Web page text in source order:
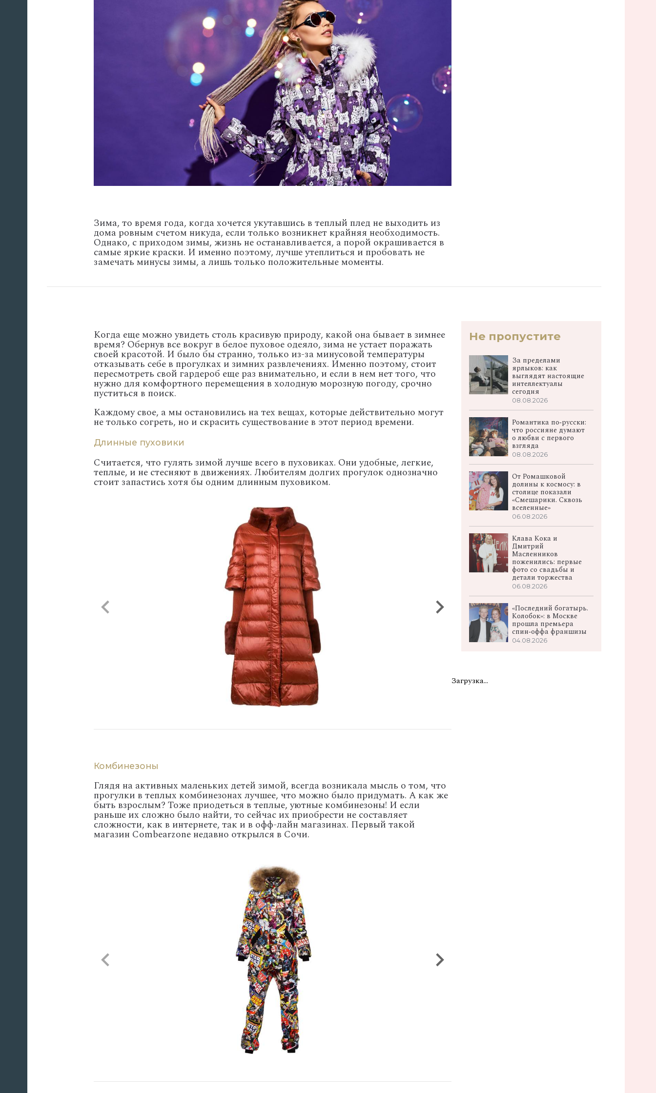
Зима, то время года, когда хочется укутавшись в теплый плед не выходить из
дома ровным счетом никуда, если только возникнет крайняя необходимость.
Однако, с приходом зимы, жизнь не останавливается, а порой окрашивается в
самые яркие краски. И именно поэтому, лучше утеплиться и пробовать не
замечать минусы зимы, а лишь только положительные моменты.
Когда еще можно увидеть столь красивую природу, какой она бывает в зимнее
время? Обернув все вокруг в белое пуховое одеяло, зима не устает поражать
своей красотой. И было бы странно, только из-за минусовой температуры
отказывать себе в прогулках и зимних развлечениях. Именно поэтому, стоит
пересмотреть свой гардероб еще раз внимательно, и если в нем нет того, что
нужно для комфортного перемещения в холодную морозную погоду, срочно
пуститься в поиск.
Каждому свое, а мы остановились на тех вещах, которые действительно могут
не только согреть, но и скрасить существование в этот период времени.
Длинные пуховики
Считается, что гулять зимой лучше всего в пуховиках. Они удобные, легкие,
теплые, и не стесняют в движениях. Любителям долгих прогулок однозначно
стоит запастись хотя бы одним длинным пуховиком.
Комбинезоны
Глядя на активных маленьких детей зимой, всегда возникала мысль о том, что
прогулки в теплых комбинезонах лучшее, что можно было придумать. А как же
быть взрослым? Тоже приодеться в теплые, уютные комбинезоны! И если
раньше их сложно было найти, то сейчас их приобрести не составляет
сложности, как в интернете, так и в офф-лайн магазинах. Первый такой
магазин Combearzone недавно открылся в Сочи.
Не пропустите
За пределами
ярлыков: как
выглядят настоящие
интеллектуалы
сегодня
08.08.2026
Романтика по‑русски:
что россияне думают
о любви с первого
взгляда
08.08.2026
От Ромашковой
долины к космосу: в
столице показали
«Смешарики. Сквозь
вселенные»
06.08.2026
Клава Кока и
Дмитрий
Масленников
поженились: первые
фото со свадьбы и
детали торжества
06.08.2026
«Последний богатырь.
Колобок»: в Москве
прошла премьера
спин‑оффа франшизы
04.08.2026
Загрузка...